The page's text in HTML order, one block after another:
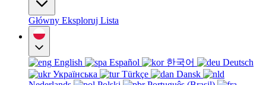
Główny Eksploruj Lista
English Español 한국어
Deutsch
Українська
Türkçe
Dansk